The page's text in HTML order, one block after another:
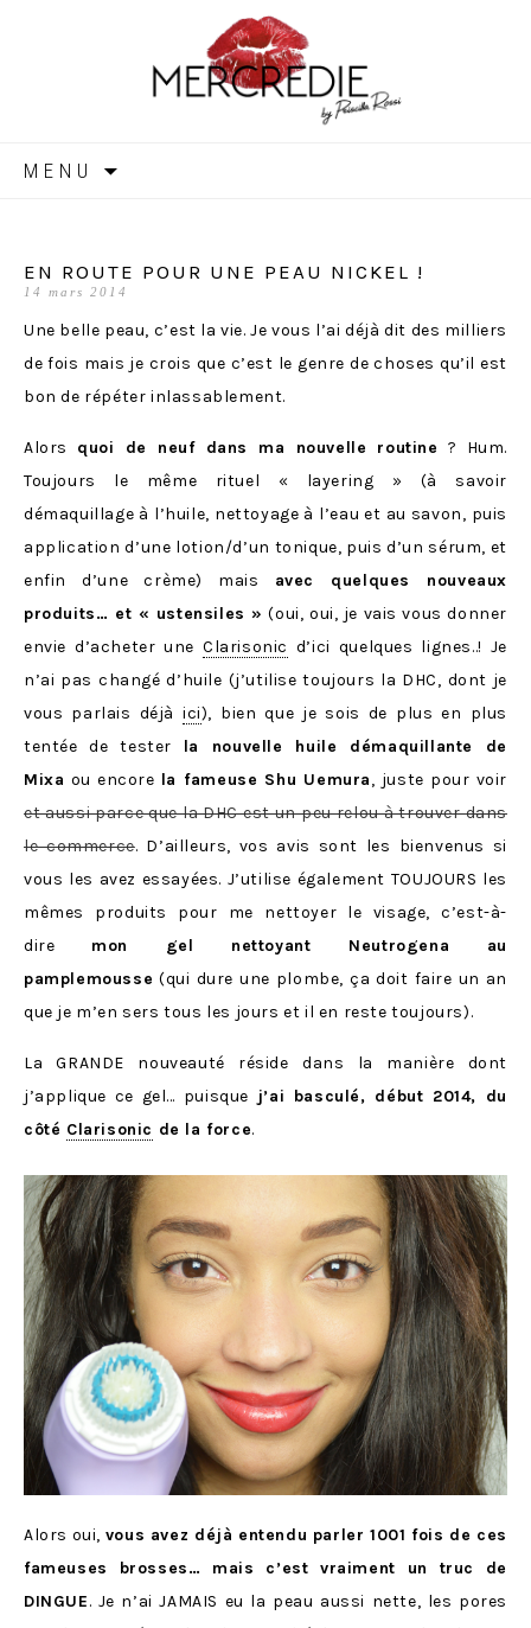
MERCREDIE
MENU
EN ROUTE POUR UNE PEAU NICKEL !
14 mars 2014
Une belle peau, c’est la vie. Je vous l’ai déjà dit des milliers
de fois mais je crois que c’est le genre de choses qu’il est
bon de répéter inlassablement.
Alors quoi de neuf dans ma nouvelle routine ? Hum.
Toujours le même rituel « layering » (à savoir
démaquillage à l’huile, nettoyage à l’eau et au savon, puis
application d’une lotion/d’un tonique, puis d’un sérum, et
enfin d’une crème) mais avec quelques nouveaux
produits… et « ustensiles » (oui, oui, je vais vous donner
envie d’acheter une Clarisonic d’ici quelques lignes..! Je
n’ai pas changé d’huile (j’utilise toujours la DHC, dont je
vous parlais déjà ici), bien que je sois de plus en plus
tentée de tester la nouvelle huile démaquillante de
Mixa ou encore la fameuse Shu Uemura, juste pour voir
et aussi parce que la DHC est un peu relou à trouver dans
le commerce. D’ailleurs, vos avis sont les bienvenus si
vous les avez essayées. J’utilise également TOUJOURS les
mêmes produits pour me nettoyer le visage, c’est-à-
dire mon gel nettoyant Neutrogena au
pamplemousse (qui dure une plombe, ça doit faire un an
que je m’en sers tous les jours et il en reste toujours).
La GRANDE nouveauté réside dans la manière dont
j’applique ce gel… puisque j’ai basculé, début 2014, du
côté Clarisonic de la force.
Alors oui, vous avez déjà entendu parler 1001 fois de ces
fameuses brosses… mais c’est vraiment un truc de
DINGUE. Je n’ai JAMAIS eu la peau aussi nette, les pores